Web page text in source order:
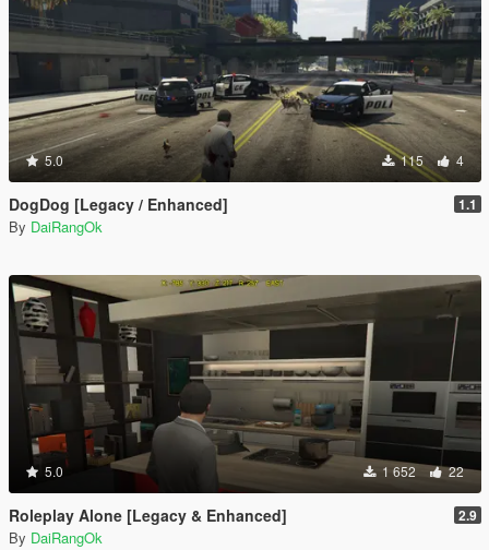
5.0 115 4
DogDog [Legacy / Enhanced] 1.1
By DaiRangOk
5.0 1 652 22
Roleplay Alone [Legacy & Enhanced] 2.9
By DaiRangOk